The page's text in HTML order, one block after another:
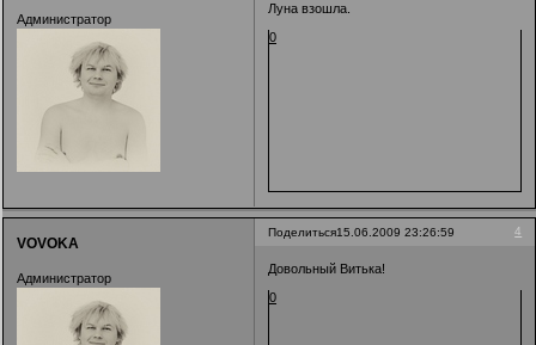
Администратор
Луна взошла.
0
Поделиться 4
15.06.2009 23:26:59
VOVOKA
Администратор
Довольный Витька!
0